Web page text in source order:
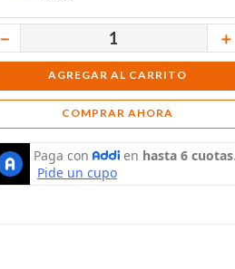
＋
－
AGREGAR AL CARRITO
COMPRAR AHORA